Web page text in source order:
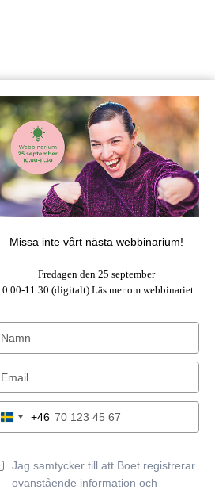
Missa inte vårt nästa webbinarium!
Fredagen den 25 september
11.30 (digitalt)Läs mer om webbinariet.
name
email
Sweden
+46
Jag samtycker till att Boet registrerar
ovanstående information och